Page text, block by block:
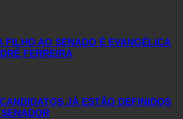
FILHO AO SENADO É EVANGÉLICA
FERREIRA
JÁ ESTÃO DEFINIDOS